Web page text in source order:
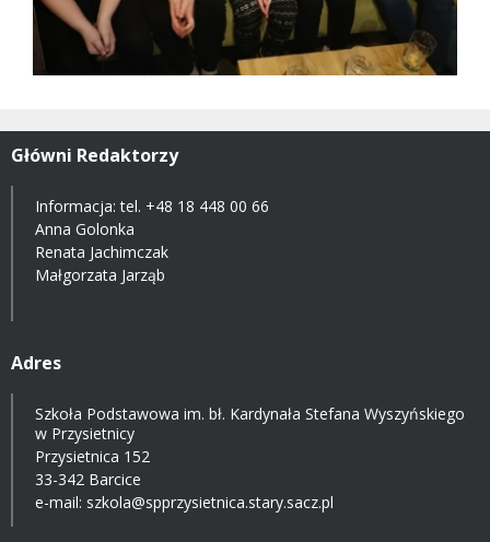
Główni Redaktorzy
Informacja: tel. +48 18 448 00 66
Anna Golonka
Renata Jachimczak
Małgorzata Jarząb
Adres
Szkoła Podstawowa im. bł. Kardynała Stefana Wyszyńskiego
w Przysietnicy
Przysietnica 152
33-342 Barcice
e-mail: szkola@spprzysietnica.stary.sacz.pl